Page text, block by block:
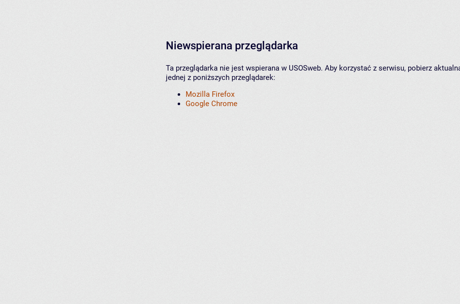
Niewspierana przeglądarka
Ta przeglądarka nie jest wspierana w USOSweb. Aby korzystać z serwisu, pobierz
jednej z poniższych przeglądarek:
Mozilla Firefox
Google Chrome